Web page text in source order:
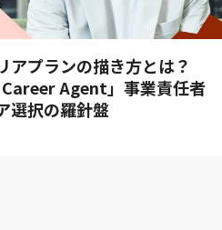
アプランの描き方とは？
Agent」事業責任者
選択の羅針盤